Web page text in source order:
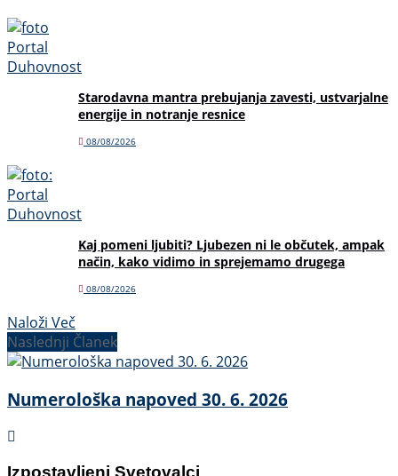
Starodavna mantra prebujanja zavesti, ustvarjalne
energije in notranje resnice
08/08/2026
Kaj pomeni ljubiti? Ljubezen ni le občutek, ampak
način, kako vidimo in sprejemamo drugega
08/08/2026
Naloži Več
Naslednji Članek
Numerološka napoved 30. 6. 2026
Izpostavljeni Svetovalci